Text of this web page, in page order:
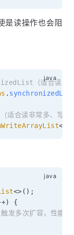
是读操作也会阻
（适合读多
.
合读非常多、写很
<
<> ( ) ;
)
{
发多次扩容，性能差